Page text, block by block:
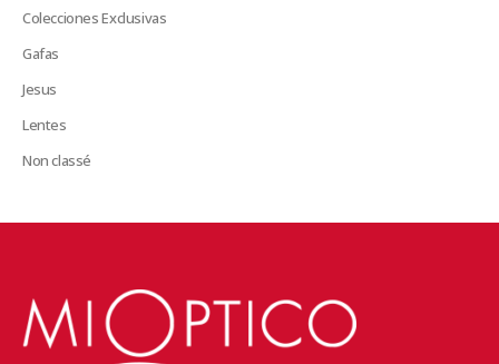
Colecciones Exclusivas
Gafas
Jesus
Lentes
Non classé